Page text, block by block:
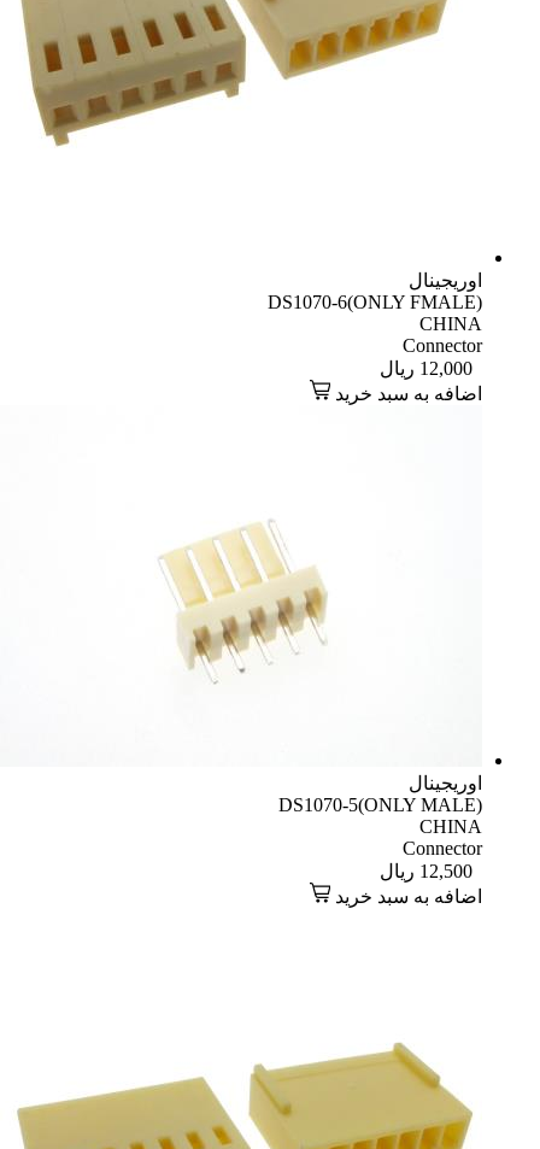
اوریجینال
DS1070-6(ONLY FMALE)
CHINA
Connector
12,000 ریال
اضافه به سبد خرید
اوریجینال
DS1070-5(ONLY MALE)
CHINA
Connector
12,500 ریال
اضافه به سبد خرید